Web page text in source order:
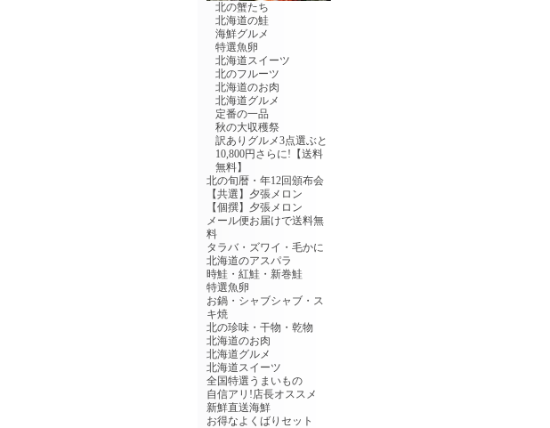
北の蟹たち
北海道の鮭
海鮮グルメ
特選魚卵
北海道スイーツ
北のフルーツ
北海道のお肉
北海道グルメ
定番の一品
秋の大収穫祭
訳ありグルメ3点選ぶと
10,800円さらに!【送料
無料】
北の旬暦・年12回頒布会
【共選】夕張メロン
【個撰】夕張メロン
メール便お届けで送料無
料
タラバ・ズワイ・毛かに
北海道のアスパラ
時鮭・紅鮭・新巻鮭
特選魚卵
お鍋・シャブシャブ・ス
キ焼
北の珍味・干物・乾物
北海道のお肉
北海道グルメ
北海道スイーツ
全国特選うまいもの
自信アリ!店長オススメ
新鮮直送海鮮
お得なよくばりセット